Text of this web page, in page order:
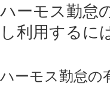
ハーモス勤怠
し利用するに
ハーモス勤怠の